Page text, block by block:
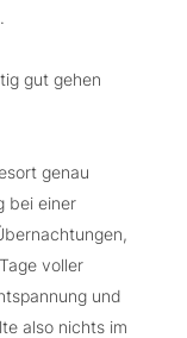
gut gehen
genau
bei einer
voller
und
also nichts im